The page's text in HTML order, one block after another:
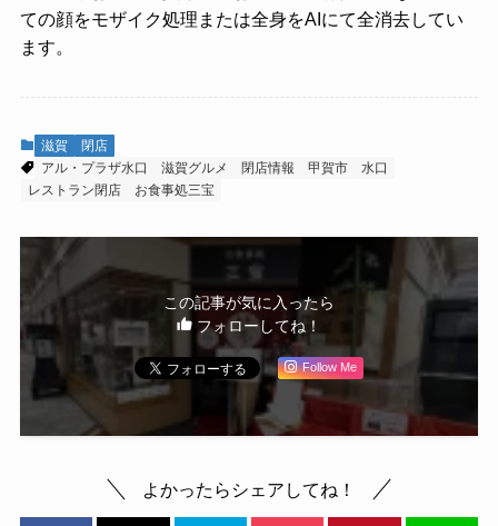
ての顔をモザイク処理または全身をAIにて全消去してい
ます。
滋賀
閉店
アル・プラザ水口
滋賀グルメ 閉店情報 甲賀市
水口
レストラン閉店
お食事処三宝
この記事が気に入ったら
フォローしてね！
Follow Me
よかったらシェアしてね！